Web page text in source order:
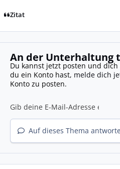
Zitat
An der Unterhaltung
Du kannst jetzt posten und
du ein Konto hast, melde dich
Konto zu posten.
Auf dieses Thema